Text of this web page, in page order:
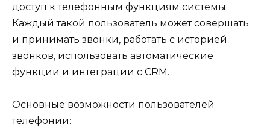
доступ к телефонным функциям системы.
Каждый такой пользователь может совершать
и принимать звонки, работать с историей
звонков, использовать автоматические
функции и интеграции с CRM.
Основные возможности пользователей
телефонии: